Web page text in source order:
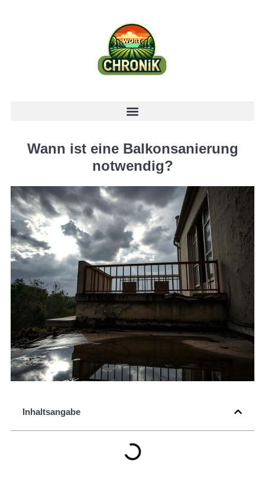
Wann ist eine Balkonsanierung
notwendig?
Inhaltsangabe